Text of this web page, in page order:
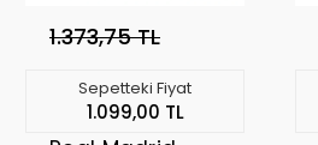
1.373,75 TL
Sepetteki Fiyat
1.099,00 TL